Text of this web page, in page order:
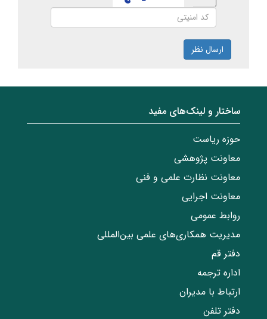
ارسال نظر
ساختار‌‌ و‌‌ لینک‌های مفید
حوزه ریاست
معاونت پژوهشی
معاونت نظارت علمی و فنی
معاونت اجرایی
روابط عمومی
مدیریت همکاری‌های علمی بین‌المللی
دفتر قم
اداره ترجمه
ارتباط با مدیران
دفتر تلفن